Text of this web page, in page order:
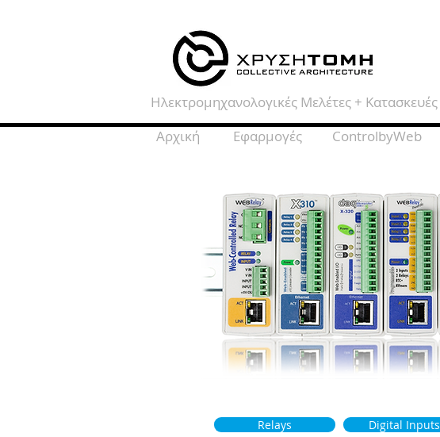
Ηλεκτρομηχανολογικές Μελέτες + Κατασκευές
Αρχική Εφαρμογές ControlbyWeb
Relays Digital Inputs